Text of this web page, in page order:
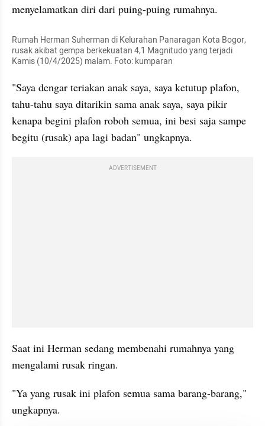
menyelamatkan diri dari puing-puing rumahnya.
Rumah Herman Suherman di Kelurahan Panaragan Kota Bogor,
rusak akibat gempa berkekuatan 4,1 Magnitudo yang terjadi
Kamis (10/4/2025) malam. Foto: kumparan
"Saya dengar teriakan anak saya, saya ketutup plafon,
tahu-tahu saya ditarikin sama anak saya, saya pikir
kenapa begini plafon roboh semua, ini besi saja sampe
begitu (rusak) apa lagi badan" ungkapnya.
ADVERTISEMENT
Saat ini Herman sedang membenahi rumahnya yang
mengalami rusak ringan.
"Ya yang rusak ini plafon semua sama barang-barang,"
ungkapnya.